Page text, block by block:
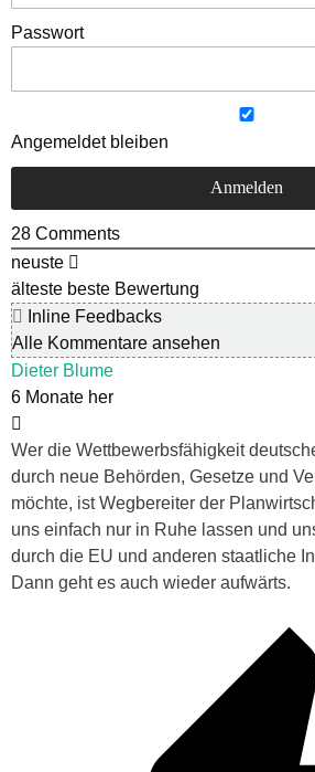
Passwort
Angemeldet bleiben
28 Comments
neuste
älteste beste Bewertung
Inline Feedbacks
Alle Kommentare ansehen
Dieter Blume
6 Monate her
Wer die Wettbewerbsfähigkeit
durch neue Behörden, Gesetze und
möchte, ist Wegbereiter der
uns einfach nur in Ruhe lassen und
durch die EU und anderen staatliche
Dann geht es auch wieder aufwärts.